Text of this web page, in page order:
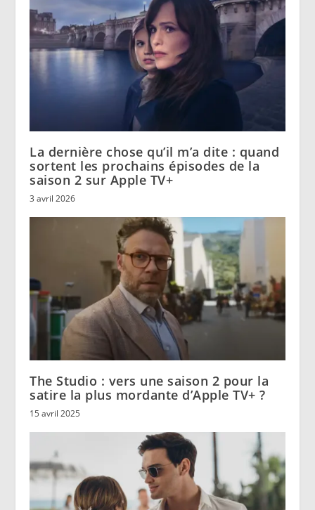
La dernière chose qu’il m’a dite : quand
sortent les prochains épisodes de la
saison 2 sur Apple TV+
3 avril 2026
The Studio : vers une saison 2 pour la
satire la plus mordante d’Apple TV+ ?
15 avril 2025